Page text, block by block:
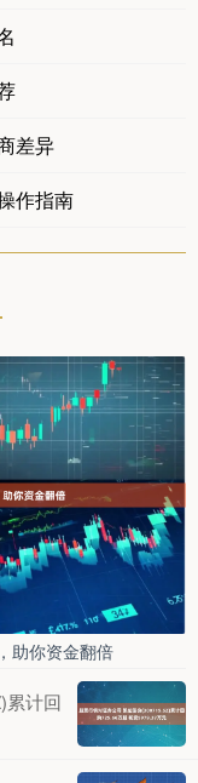
差异
作指南
助你资金翻倍
累计回